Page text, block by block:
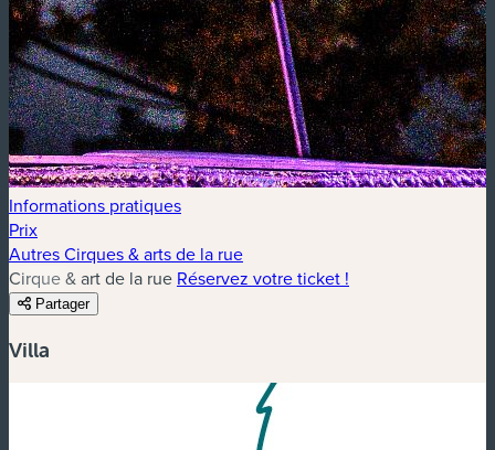
Informations pratiques
Prix
Autres Cirques & arts de la rue
Cirque & art de la rue Réservez votre ticket !
Partager
Villa